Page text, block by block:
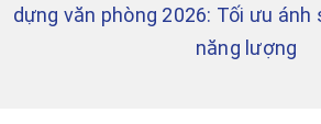
dựng văn phòng 2026: Tối ưu ánh
năng lượng